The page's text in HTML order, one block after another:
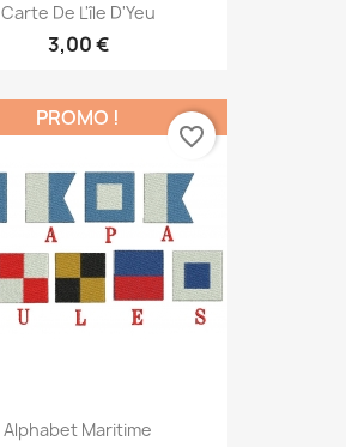
Carte De L'île D'Yeu
3,00 €
Alphabet Maritime
PROMO !
favorite_border